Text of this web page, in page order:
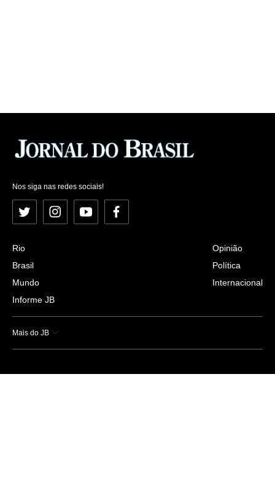
Nos siga nas redes sociais!
Twitter InstagramYouTubeFacebook
Rio
Brasil
Mundo
Informe JB
Opinião
Política
Internacional
Mais do JB
Esportes